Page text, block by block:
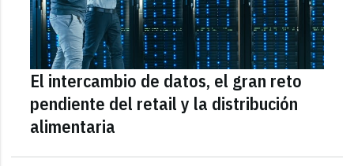
El intercambio de datos, el gran reto
pendiente del retail y la distribución
alimentaria